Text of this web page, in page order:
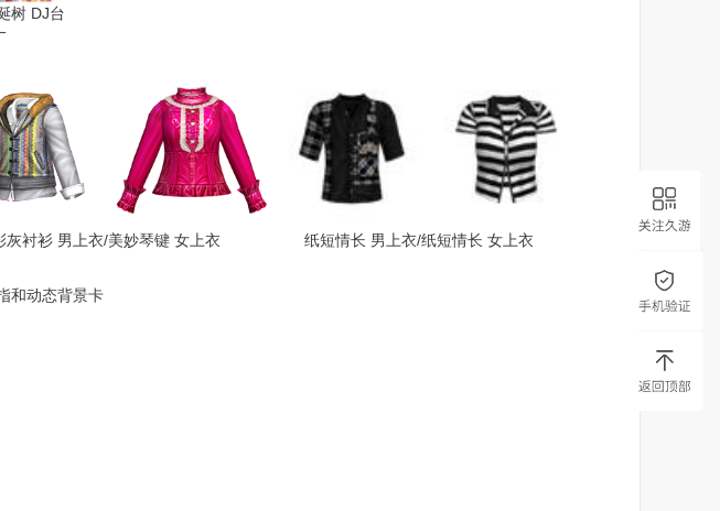
DJ台
灰衬衫 男上衣/美妙琴键 女上衣 纸短情长 男上衣/纸短情长 女上衣
和动态背景卡